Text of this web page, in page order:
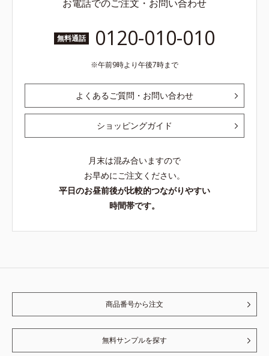
お電話でのご注文・お問い合わせ
無料通話 0120-010-010
午前9時より午後7時まで
よくあるご質問・お問い合わせ
ショッピングガイド
月末は混み合いますので
お早めにご注文ください。
平日のお昼前後が比較的つながりやすい
時間帯です。
商品番号から注文
無料サンプルを探す